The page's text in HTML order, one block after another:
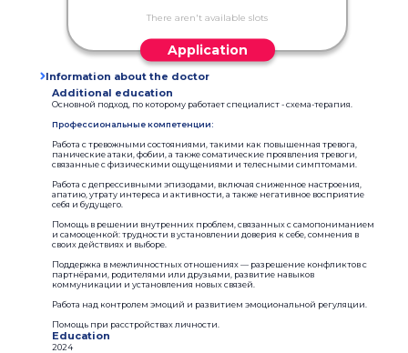
There aren't available slots
Application
Information about the doctor
Additional education
Основной подход, по которому работает специалист - схема-терапия.
Профессиональные компетенции:
Работа с тревожными состояниями, такими как повышенная тревога,
панические атаки, фобии, а также соматические проявления тревоги,
связанные с физическими ощущениями и телесными симптомами.
Работа с депрессивными эпизодами, включая сниженное настроения,
апатию, утрату интереса и активности, а также негативное восприятие
себя и будущего.
Помощь в решении внутренних проблем, связанных с самопониманием
и самооценкой: трудности в установлении доверия к себе, сомнения в
своих действиях и выборе.
Поддержка в межличностных отношениях — разрешение конфликтов с
партнёрами, родителями или друзьями, развитие навыков
коммуникации и установления новых связей.
Работа над контролем эмоций и развитием эмоциональной регуляции.
Помощь при расстройствах личности.
Education
2024